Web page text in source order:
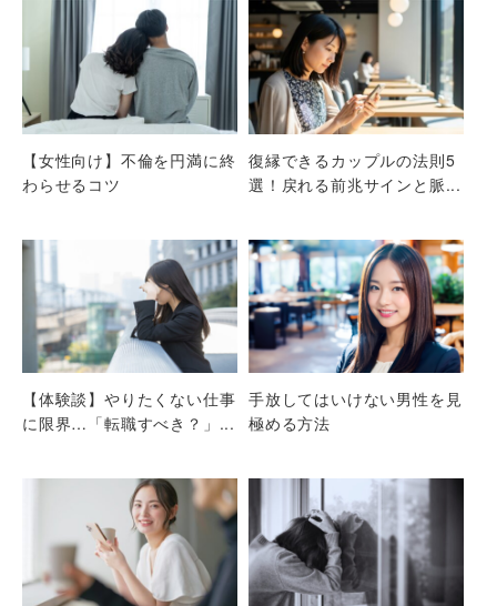
【女性向け】不倫を円満に終
わらせるコツ
復縁できるカップルの法則5
選！戻れる前兆サインと脈...
【体験談】やりたくない仕事
に限界…「転職すべき？」...
手放してはいけない男性を見
極める方法